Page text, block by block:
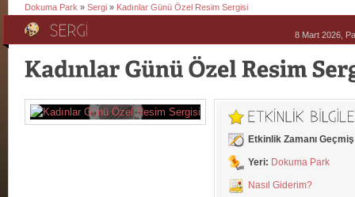
Dokuma Park » Sergi » Kadınlar Günü Özel Resim Sergisi
8 Mart 2026,
Etkinlik Zamanı
Yeri: Dokuma Park
Nasıl Giderim?